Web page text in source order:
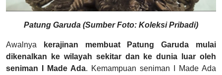
Patung Garuda (Sumber Foto: Koleksi Pribadi)
Awalnya
kerajinan membuat Patung Garuda mulai
dikenalkan ke wilayah sekitar dan ke dunia luar oleh
seniman I Made Ada. Kemampuan seniman I Made Ada